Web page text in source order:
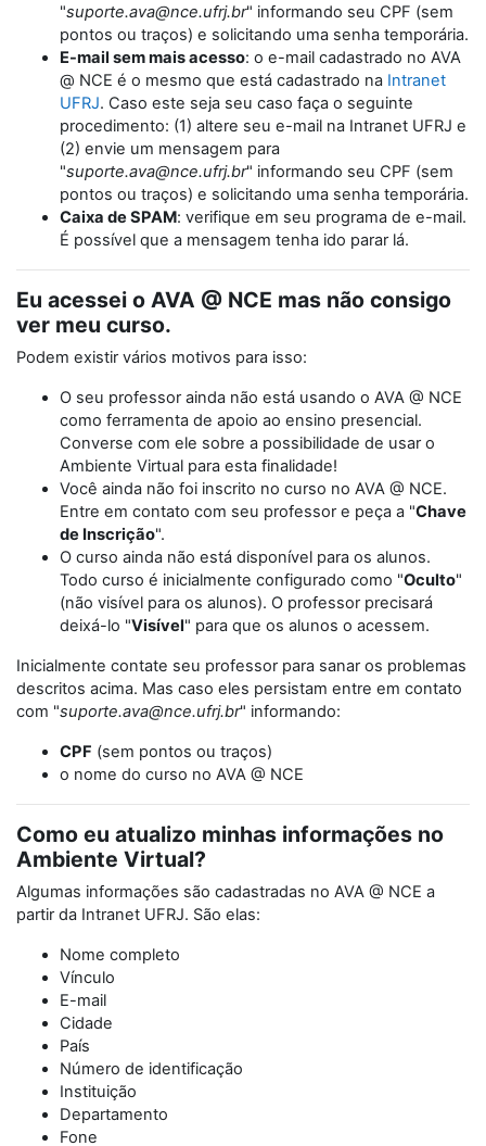
"suporte.ava@nce.ufrj.br" informando seu CPF (sem
pontos ou traços) e solicitando uma senha temporária.
E-mail sem mais acesso: o e-mail cadastrado no AVA
@ NCE é o mesmo que está cadastrado na Intranet
UFRJ. Caso este seja seu caso faça o seguinte
procedimento: (1) altere seu e-mail na Intranet UFRJ e
(2) envie um mensagem para
"suporte.ava@nce.ufrj.br" informando seu CPF (sem
pontos ou traços) e solicitando uma senha temporária.
Caixa de SPAM: verifique em seu programa de e-mail.
É possível que a mensagem tenha ido parar lá.
Eu acessei o AVA @ NCE mas não consigo
ver meu curso.
Podem existir vários motivos para isso:
O seu professor ainda não está usando o AVA @ NCE
como ferramenta de apoio ao ensino presencial.
Converse com ele sobre a possibilidade de usar o
Ambiente Virtual para esta finalidade!
Você ainda não foi inscrito no curso no AVA @ NCE.
Entre em contato com seu professor e peça a "Chave
de Inscrição".
O curso ainda não está disponível para os alunos.
Todo curso é inicialmente configurado como "Oculto"
(não visível para os alunos). O professor precisará
deixá-lo "Visível" para que os alunos o acessem.
Inicialmente contate seu professor para sanar os problemas
descritos acima. Mas caso eles persistam entre em contato
com "suporte.ava@nce.ufrj.br" informando:
CPF (sem pontos ou traços)
o nome do curso no AVA @ NCE
Como eu atualizo minhas informações no
Ambiente Virtual?
Algumas informações são cadastradas no AVA @ NCE a
partir da Intranet UFRJ. São elas:
Nome completo
Vínculo
E-mail
Cidade
País
Número de identificação
Instituição
Departamento
Fone